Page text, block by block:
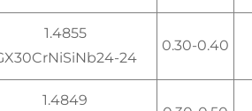
1.4855
24
0.30-0.40
1.4849